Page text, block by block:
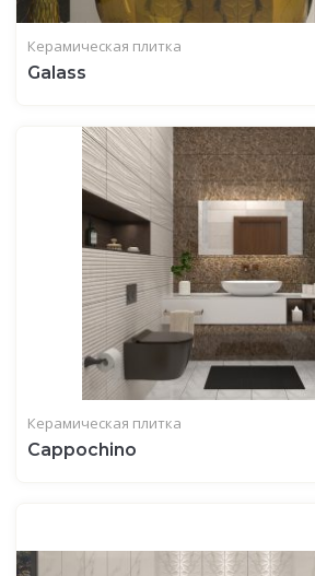
Керамическая плитка
Galass
Керамическая плитка
Cappochino